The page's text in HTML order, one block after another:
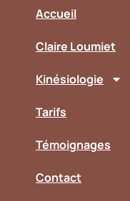
Accueil
Claire Loumiet
Kinésiologie
Tarifs
Témoignages
Contact